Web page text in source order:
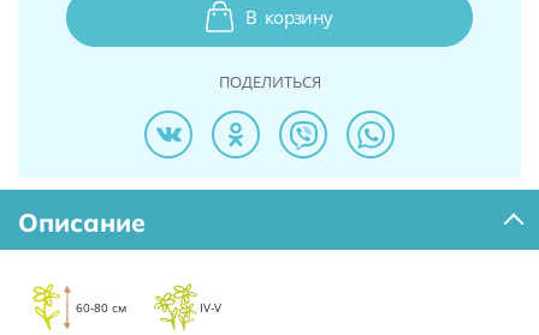
В корзину
ПОДЕЛИТЬСЯ
Описание
60-80 см IV-V